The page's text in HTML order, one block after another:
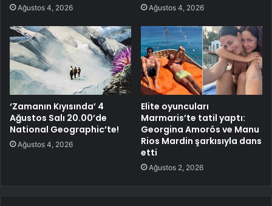
Ağustos 4, 2026 Ağustos 4, 2026
‘Zamanın Kıyısında’ 4
Ağustos Salı 20.00’de
National Geographic’te!
Ağustos 4, 2026
Elite oyuncuları
Marmaris’te tatil yaptı:
Georgina Amorós ve Manu
Rios Mardin şarkısıyla dans
etti
Ağustos 2, 2026